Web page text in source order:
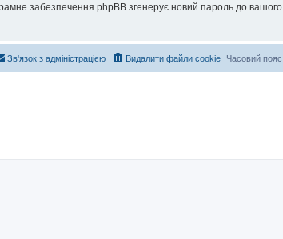
забезпечення phpBB згенерує новий пароль до вашого
Часовий пояс
Видалити файли cookie
Зв'язок з адміністрацією